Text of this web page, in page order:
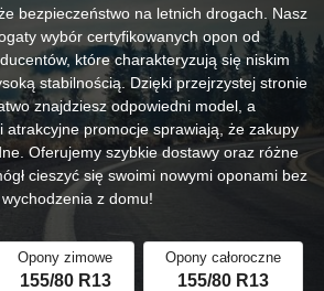
bezpieczeństwo na letnich drogach. Nasz
wybór certyfikowanych opon od
które charakteryzują się niskim
stabilnością. Dzięki przejrzystej stronie
znajdziesz odpowiedni model, a
atrakcyjne promocje sprawiają, że zakupy
Oferujemy szybkie dostawy oraz różne
cieszyć się swoimi nowymi oponami bez
wychodzenia z domu!
Opony zimowe
155/80 R13
Opony całoroczne
155/80 R13